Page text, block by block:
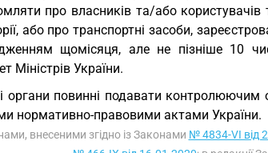
про власників та/або
або про транспортні засоби,
щомісяця, але не пізніше 10
Міністрів України.
органи повинні подавати
нормативно-правовими актами України.
внесеними згідно із Законами № 4834-VI від